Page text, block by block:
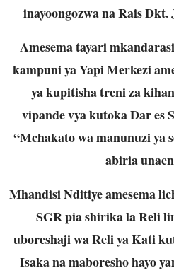
inayoongozwa na Rais
Amesema tayari
kampuni ya Yapi Merkezi
ya kupitisha treni za
vipande vya kutoka Dar es
“Mchakato wa manunuzi ya
abiria
Mhandisi Nditiye amesema
SGR pia shirika la Reli
uboreshaji wa Reli ya Kati
Isaka na maboresho hayo